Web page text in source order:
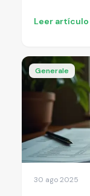
simplificados
Leer
Generale
30 ago 2025